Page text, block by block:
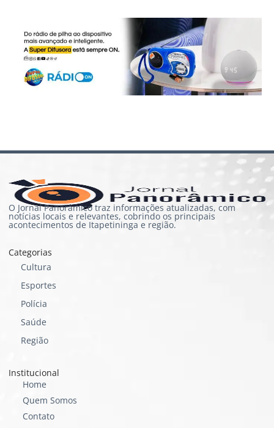
O Jornal Panorâmico traz informações atualizadas, com
notícias locais e relevantes, cobrindo os principais
acontecimentos de Itapetininga e região.
Categorias
Cultura
Esportes
Polícia
Saúde
Região
Institucional
Home
Quem Somos
Contato